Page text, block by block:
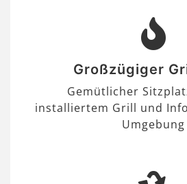
Großzügiger
Gemütlicher
installiertem Grill und
Umgebung